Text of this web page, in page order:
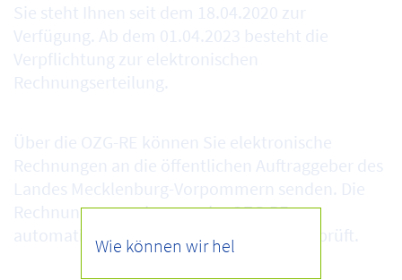
Sie steht Ihnen seit dem 18.04.2020 zur
Verfügung. Ab dem 01.04.2023 besteht die
Verpflichtung zur elektronischen
Rechnungserteilung.
Über die OZG-RE können Sie elektronische
Rechnungen an die öffentlichen Auftraggeber des
Landes Mecklenburg-Vorpommern senden. Die
Rechnungen werden von der OZG-RE
automatisiert auf formelle Richtigkeit geprüft.